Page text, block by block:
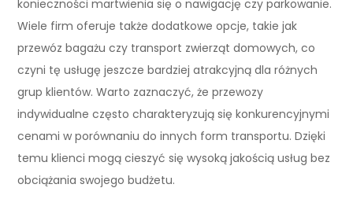
konieczności martwienia się o nawigację czy parkowanie.
Wiele firm oferuje także dodatkowe opcje, takie jak
przewóz bagażu czy transport zwierząt domowych, co
czyni tę usługę jeszcze bardziej atrakcyjną dla różnych
grup klientów. Warto zaznaczyć, że przewozy
indywidualne często charakteryzują się konkurencyjnymi
cenami w porównaniu do innych form transportu. Dzięki
temu klienci mogą cieszyć się wysoką jakością usług bez
obciążania swojego budżetu.